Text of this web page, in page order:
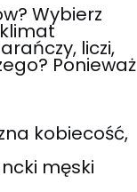
Wybierz
liczi,
Ponieważ
kobiecość,
męski